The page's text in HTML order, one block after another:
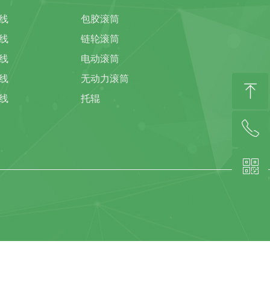
包胶滚筒
链轮滚筒
电动滚筒
无动力滚筒
托辊
ꁸ
回到顶部
ꂅ
139-2994-4066(林总)微信同号
ꀥ